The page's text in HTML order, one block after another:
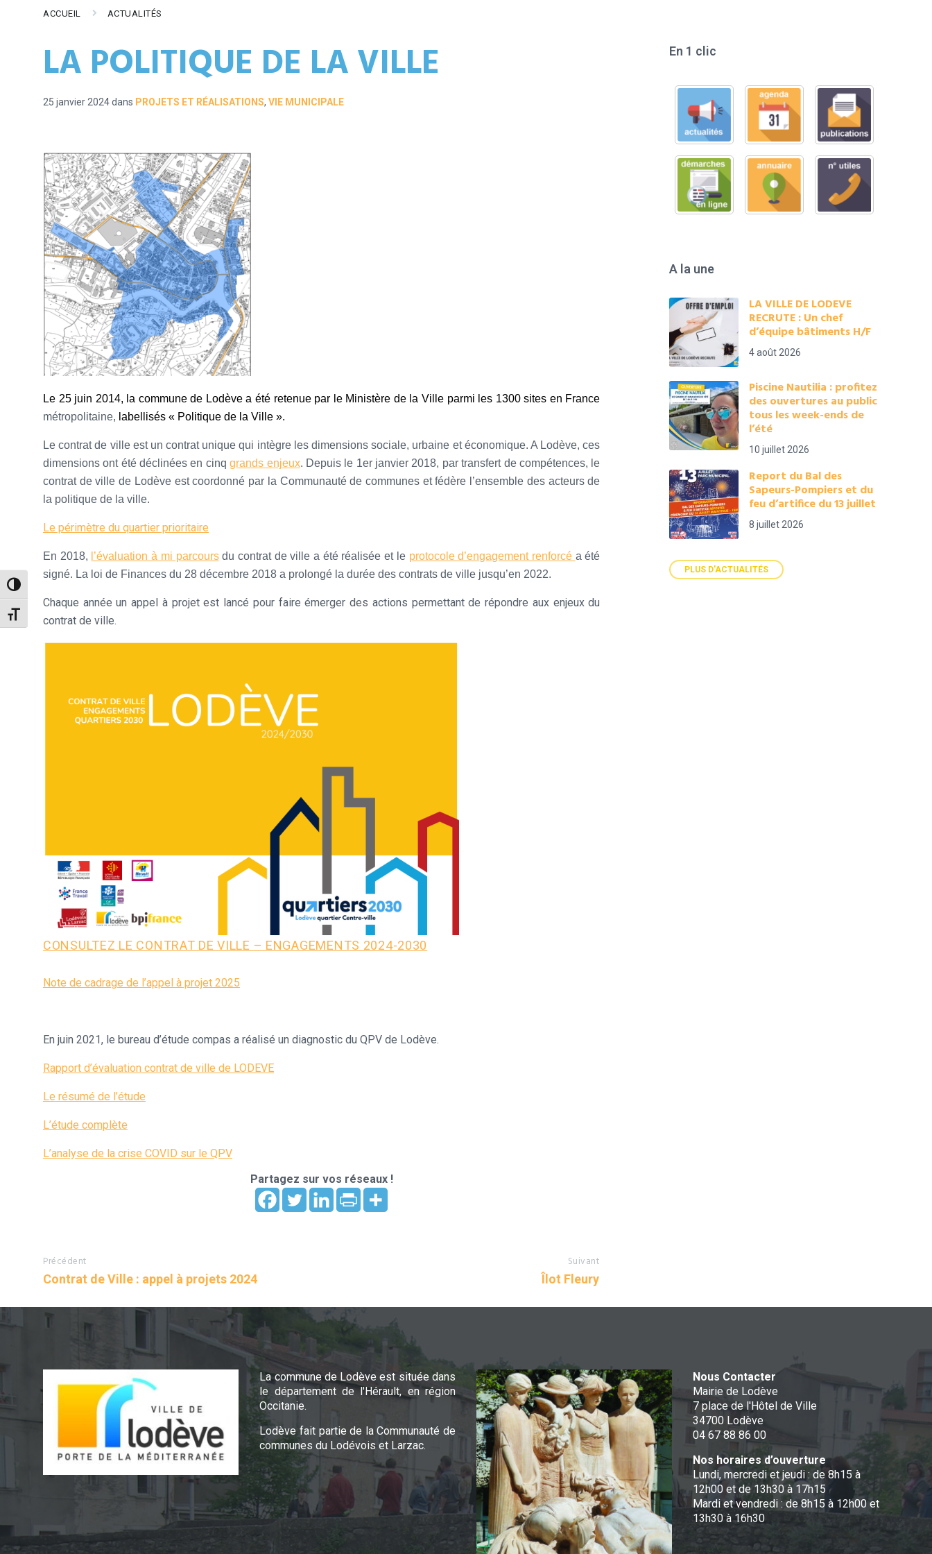
Passer en contraste élevé
Changer la taille de la police
ACCUEIL ACTUALITÉS
LA POLITIQUE DE LA VILLE
25 janvier 2024dans PROJETS ET RÉALISATIONS, VIE MUNICIPALE
Le 25 juin 2014, la commune de Lodève a été retenue par le Ministère de la Ville parmi les 1300 sites en France
métropolitaine, labellisés « Politique de la Ville ».
Le contrat de ville est un contrat unique qui intègre les dimensions sociale, urbaine et économique. A Lodève, ces
dimensions ont été déclinées en cinqgrands enjeux. Depuis le 1er janvier 2018, par transfert de compétences, le
contrat de ville de Lodève est coordonné par la Communauté de communes et fédère l’ensemble des acteurs de
la politique de la ville.
Le périmètre du quartier prioritaire
En 2018, l’évaluation à mi parcoursdu contrat de ville a été réalisée et le protocole d’engagement renforcé a été
signé. La loi de Finances du 28 décembre 2018 a prolongé la durée des contrats de ville jusqu’en 2022.
Chaque année un appel à projet est lancé pour faire émerger des actions permettant de répondre aux enjeux du
contrat de ville.
CONSULTEZ LE CONTRAT DE VILLE – ENGAGEMENTS 2024-2030
Note de cadrage de l’appel à projet 2025
En juin 2021, le bureau d’étude compas a réalisé un diagnostic du QPV de Lodève.
Rapport d’évaluation contrat de ville de LODEVE
Le résumé de l’étude
L’étude complète
L’analyse de la crise COVID sur le QPV
Partagez sur vos réseaux !
Précédent
Contrat de Ville : appel à projets 2024
Suivant
Îlot Fleury
En 1 clic
A la une
LA VILLE DE LODEVE
RECRUTE : Un chef
d’équipe bâtiments H/F
4 août 2026
Piscine Nautilia : profitez
des ouvertures au public
tous les week-ends de
l’été
10 juillet 2026
Report du Bal des
Sapeurs-Pompiers et du
feu d’artifice du 13 juillet
8 juillet 2026
PLUS D'ACTUALITÉS
La commune de Lodève est située dans
le département de l'Hérault, en région
Occitanie.
Lodève fait partie de la Communauté de
communes du Lodévois et Larzac.
Nous Contacter
Mairie de Lodève
7 place de l'Hôtel de Ville
34700 Lodève
04 67 88 86 00
Nos horaires d’ouverture
Lundi, mercredi et jeudi : de 8h15 à
12h00 et de 13h30 à 17h15
Mardi et vendredi : de 8h15 à 12h00 et
13h30 à 16h30